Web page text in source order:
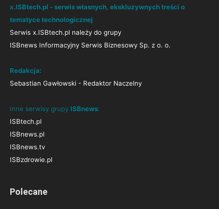
x.ISBtech.pl - serwis własnych, ekskluzywnych treści o
tematyce technologicznej
Serwis x.ISBtech.pl należy do grupy
ISBnews Informacyjny Serwis Biznesowy Sp. z o. o.
Redakcja:
Sebastian Gawłowski - Redaktor Naczelny
Inne serwisy grupy ISBnews:
ISBtech.pl
ISBnews.pl
ISBnews.tv
ISBzdrowie.pl
Polecane